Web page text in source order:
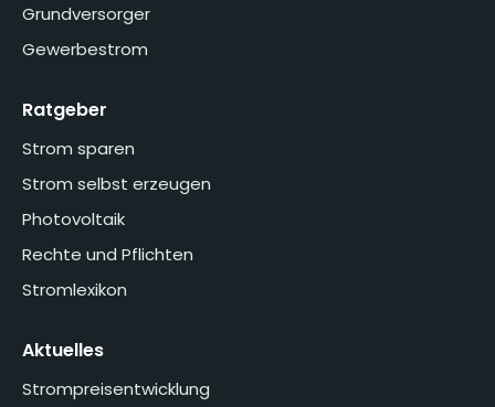
Grundversorger
Gewerbestrom
Ratgeber
Strom sparen
Strom selbst erzeugen
Photovoltaik
Rechte und Pflichten
Stromlexikon
Aktuelles
Strompreisentwicklung